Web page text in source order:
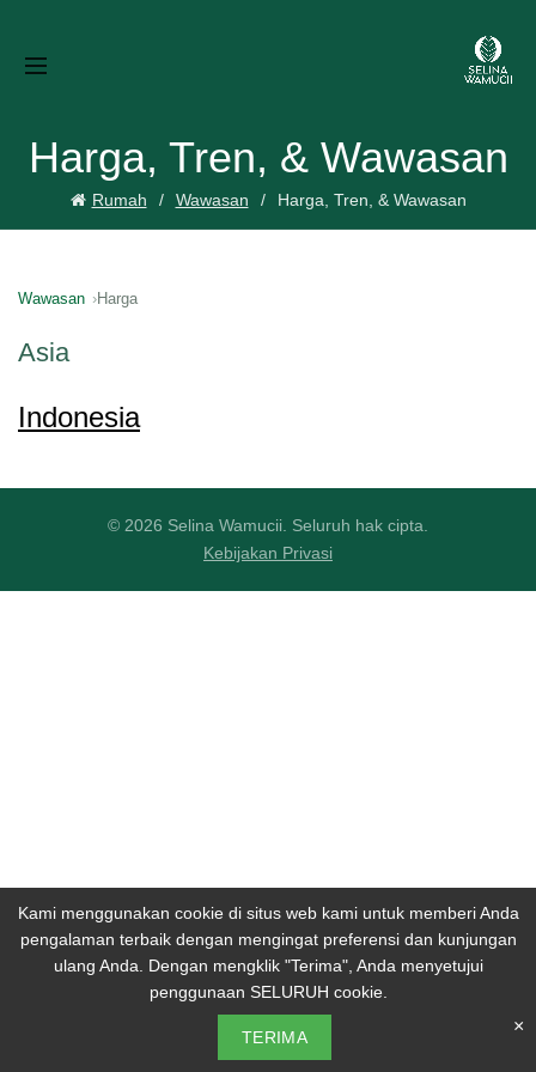
Kami menggunakan cookie di situs web kami untuk memberi Anda
pengalaman terbaik dengan mengingat preferensi dan kunjungan
ulang Anda. Dengan mengklik "Terima", Anda menyetujui
penggunaan SELURUH cookie.
TERIMA
×
Harga, Tren, & Wawasan
Rumah Wawasan Harga, Tren, & Wawasan
Wawasan Harga
Asia
Indonesia
© 2026 Selina Wamucii. Seluruh hak cipta.
Kebijakan Privasi